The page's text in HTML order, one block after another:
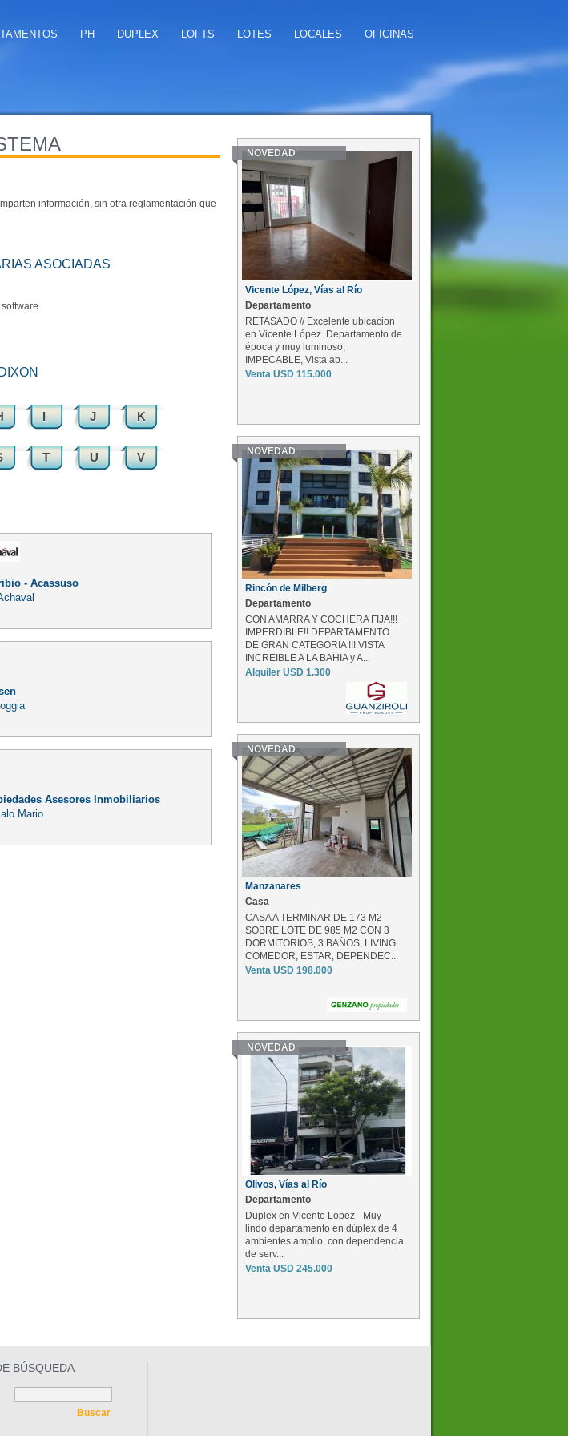
PH DUPLEX LOFTS LOTES LOCALES OFICINAS
información, sin otra reglamentación que
ASOCIADAS
I J K
T U V
- Acassuso
Asesores Inmobiliarios
Mario
NOVEDAD
Vicente López, Vías al Río
Departamento
RETASADO // Excelente ubicacion
en Vicente López. Departamento de
época y muy luminoso,
IMPECABLE, Vista ab...
Venta USD 115.000
NOVEDAD
Rincón de Milberg
Departamento
CON AMARRA Y COCHERA FIJA!!!
IMPERDIBLE!! DEPARTAMENTO
DE GRAN CATEGORIA !!! VISTA
INCREIBLE A LA BAHIA y A...
Alquiler USD 1.300
NOVEDAD
Manzanares
Casa
CASA A TERMINAR DE 173 M2
SOBRE LOTE DE 985 M2 CON 3
DORMITORIOS, 3 BAÑOS, LIVING
COMEDOR, ESTAR, DEPENDEC...
Venta USD 198.000
NOVEDAD
Olivos, Vías al Río
Departamento
Duplex en Vicente Lopez - Muy
lindo departamento en dúplex de 4
ambientes amplio, con dependencia
de serv...
Venta USD 245.000
BÚSQUEDA
Buscar